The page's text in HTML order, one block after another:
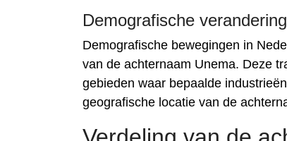
Demografische
Demografische bewegingen in
van de achternaam Unema. Deze
gebieden waar bepaalde
geografische locatie van de